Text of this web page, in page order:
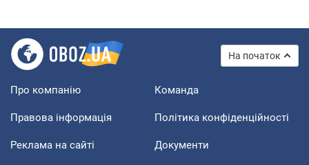
На початок
Про компанію Команда
Правова інформація Політика конфіденційності
Реклама на сайті Документи